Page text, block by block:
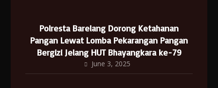
Polresta Barelang Dorong Ketahanan
Pangan Lewat Lomba Pekarangan Pangan
Bergizi Jelang HUT Bhayangkara ke-79
June 3, 2025